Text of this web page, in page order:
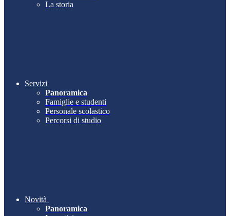
La storia
Servizi
Panoramica
Famiglie e studenti
Personale scolastico
Percorsi di studio
Novità
Panoramica